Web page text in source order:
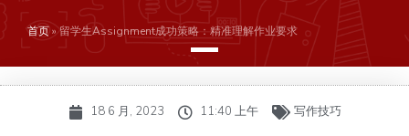
首页» 留学生Assignment成功策略：精准理解作业要求
18 6 月, 2023 11:40 上午 写作技巧